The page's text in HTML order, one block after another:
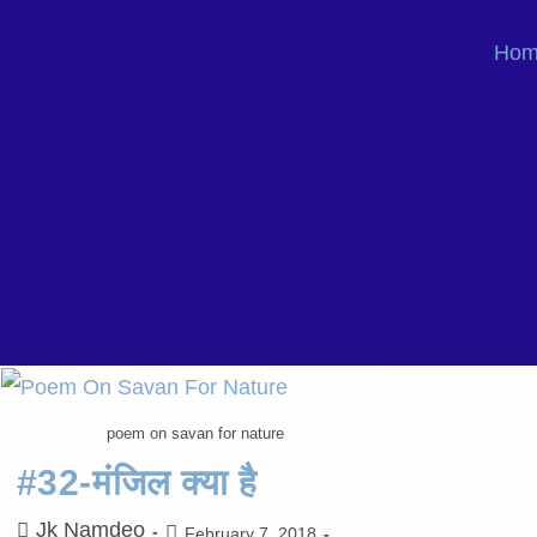
poem on savan for nature
#32-मंजिल क्या है
Jk Namdeo February 7, 2018